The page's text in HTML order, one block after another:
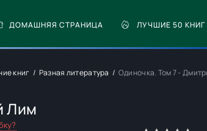
ДОМАШНЯЯ СТРАНИЦА ЛУЧШИЕ 50 КНИГ
книг Разная литература Одиночка. Том 7 -
Лим